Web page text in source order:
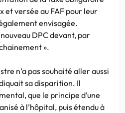
et versée au FAF pour leur
envisagée.
DPC devant, par
».
n’a pas souhaité aller aussi
sa disparition. Il
que le principe d’une
à l’hôpital, puis étendu à